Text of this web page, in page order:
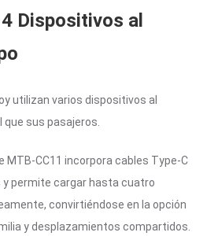
Dispositivos al
utilizan varios dispositivos al
que sus pasajeros.
MTB-CC11 incorpora cables Type-C
y permite cargar hasta cuatro
convirtiéndose en la opción
y desplazamientos compartidos.